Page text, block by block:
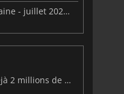
Sorties de jeux vidéo de cette semaine - juillet 2026 (semaine 31)
Resident Evil: Veronica dépasse déjà 2 millions de wishlists